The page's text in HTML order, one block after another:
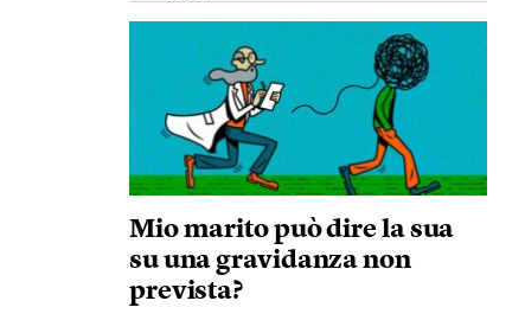
Mio marito può dire la sua
su una gravidanza non
prevista?